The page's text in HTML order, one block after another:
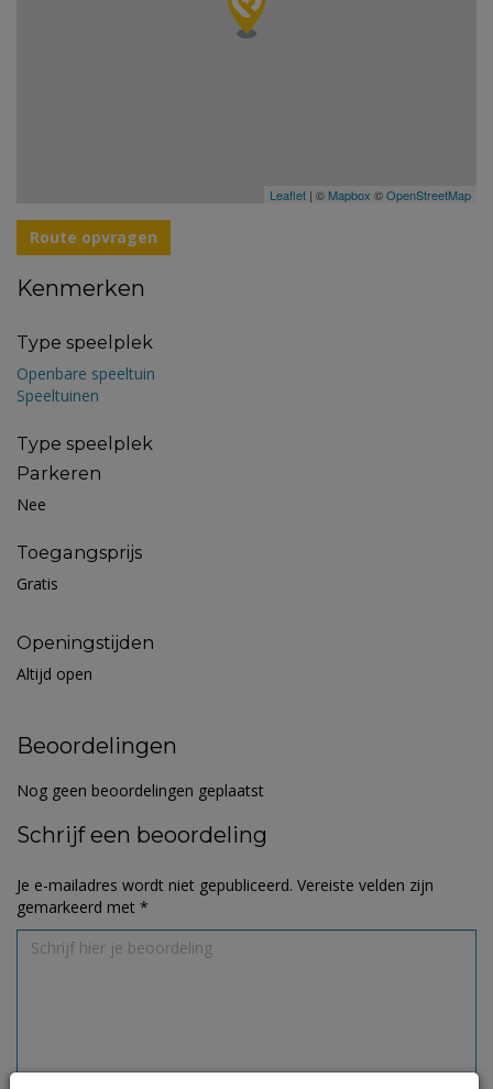
Leaflet | © Mapbox ©OpenStreetMap
Route opvragen
Kenmerken
Type speelplek
Openbare speeltuin
Speeltuinen
Type speelplek
Parkeren
Nee
Toegangsprijs
Gratis
Openingstijden
Altijd open
Beoordelingen
Nog geen beoordelingen geplaatst
Schrijf een beoordeling
Je e-mailadres wordt niet gepubliceerd. Vereiste velden zijn
gemarkeerd met *